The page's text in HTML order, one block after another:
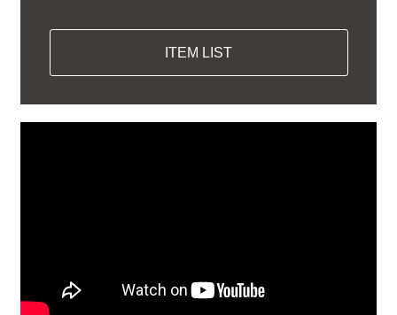
ITEM LIST